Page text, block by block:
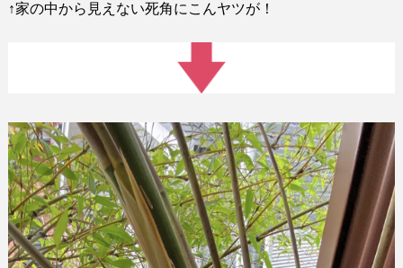
↑家の中から見えない死角にこんヤツが！